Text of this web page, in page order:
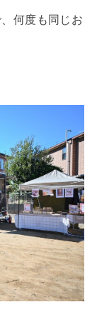
何度も同じお